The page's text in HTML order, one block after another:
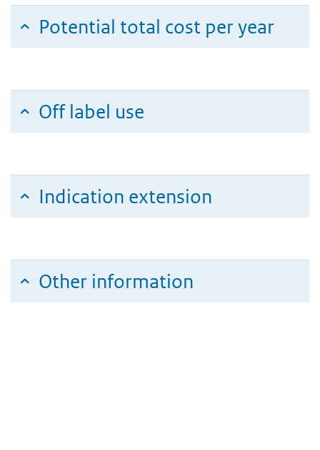
Potential total cost per year
Off label use
Indication extension
Other information